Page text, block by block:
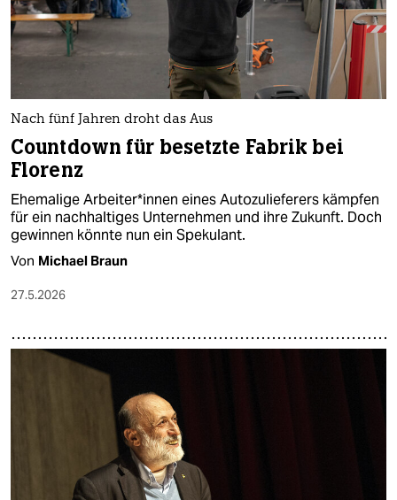
Nach fünf Jahren droht das Aus
Countdown für besetzte Fabrik bei
Florenz
Ehemalige Ar­bei­te­r*in­nen eines Autozulieferers kämpfen
für ein nachhaltiges Unternehmen und ihre Zukunft. Doch
gewinnen könnte nun ein Spekulant.
Von Michael Braun
27.5.2026